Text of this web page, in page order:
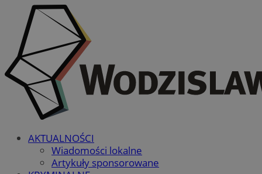
AKTUALNOŚCI
Wiadomości lokalne
Artykuły sponsorowane